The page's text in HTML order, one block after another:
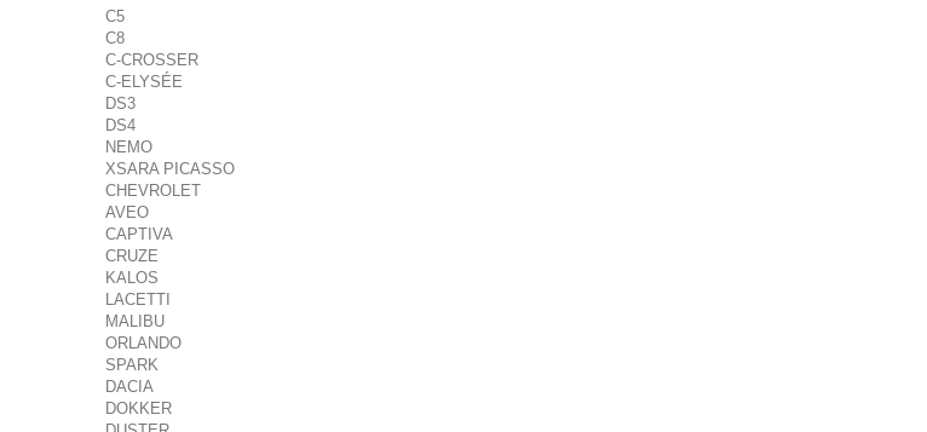
C5
C8
C-CROSSER
C-ELYSÉE
DS3
DS4
NEMO
XSARA PICASSO
CHEVROLET
AVEO
CAPTIVA
CRUZE
KALOS
LACETTI
MALIBU
ORLANDO
SPARK
DACIA
DOKKER